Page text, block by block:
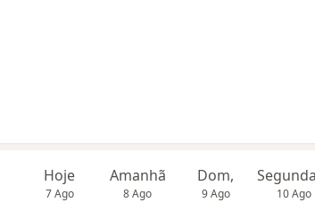
Hoje
7 Ago
Amanhã
8 Ago
Dom,
9 Ago 10 Ago